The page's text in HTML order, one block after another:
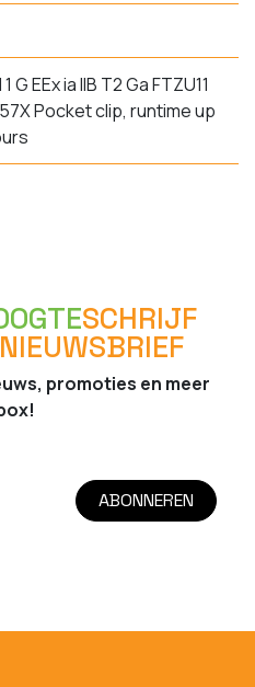
G EEx ia IIB T2 Ga FTZU11
Pocket clip, runtime up
SCHRIJF
promoties en meer
ABONNEREN